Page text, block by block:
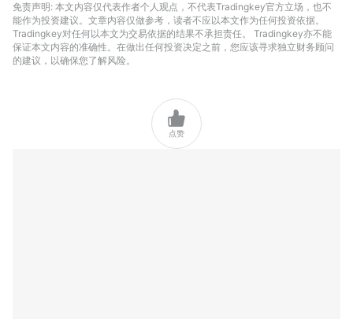
免责声明: 本文内容仅代表作者个人观点，不代表Tradingkey官方立场，也不
能作为投资建议。文章内容仅做参考，读者不应以本文作为任何投资依据。
Tradingkey对任何以本文为交易依据的结果不承担责任。 Tradingkey亦不能
保证本文内容的准确性。在做出任何投资决定之前，您应该寻求独立财务顾问
的建议，以确保您了解风险。

点赞